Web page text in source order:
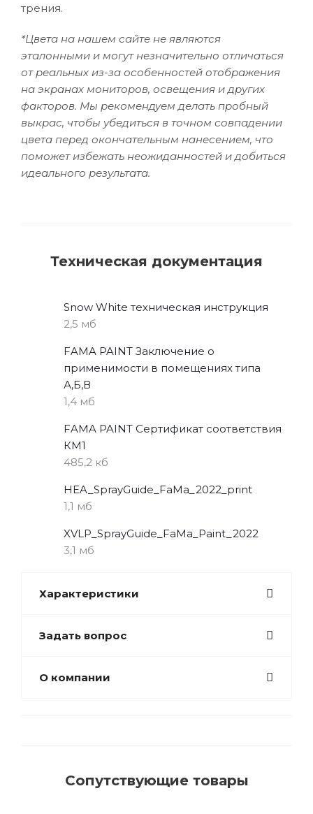
трения.
*Цвета на нашем сайте не являются
эталонными и могут незначительно отличаться
от реальных из-за особенностей отображения
на экранах мониторов, освещения и других
факторов. Мы рекомендуем делать пробный
выкрас, чтобы убедиться в точном совпадении
цвета перед окончательным нанесением, что
поможет избежать неожиданностей и добиться
идеального результата.
Техническая документация
Snow White техническая инструкция
2,5 мб
FAMA PAINT Заключение о
применимости в помещениях типа
А,Б,В
1,4 мб
FAMA PAINT Сертификат соответствия
КМ1
485,2 кб
HEA_SprayGuide_FaMa_2022_print
1,1 мб
XVLP_SprayGuide_FaMa_Paint_2022
3,1 мб
Характеристики
Задать вопрос
О компании
Сопутствующие товары